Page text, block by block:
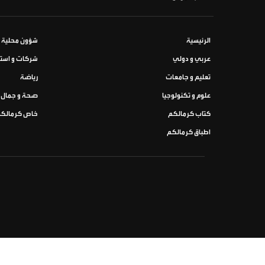
الرئيسية شؤون محلية
عربي و دولي شركات و
تعليم و جامعات رياضة
علوم و تكنولوجيا صحة و جمال
كتاب كرمالكم خاص
اطباق كرمالكم